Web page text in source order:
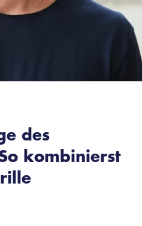
des
kombinierst